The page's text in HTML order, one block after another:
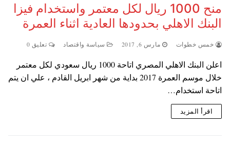
منح 1000 ريال لكل معتمر واستخدام فيزا
البنك الاهلي بحدودها العادية اثناء العمرة
خمس خطوات مارس 6, 2017 سياسة واقتصاد تعليق 0
اعلن البنك الاهلي المصري اتاحة 1000 ريال سعودي لكل معتمر
خلال موسم العمرة 2017 بداية من شهر ابريل القادم ، علي ان يتم
اتاحة استخدام…
اقرأ المزيد